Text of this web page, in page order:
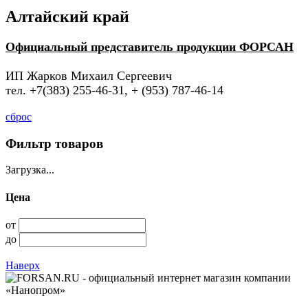
Алтайский край
Официальный представитель продукции ФОРСАН
ИП Жарков Михаил Сергеевич
тел. +7(383) 255-46-31, + (953) 787-46-14
сброс
Фильтр товаров
Загрузка...
Цена
от
до
Наверх